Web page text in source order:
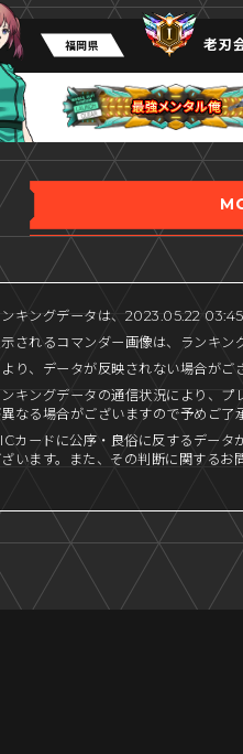
福岡県 老刃
最強メンタル俺
最強メンタル俺
最強メンタル俺
キングデータは、2023.05.22 03:45
されるコマンダー画像は、ランキン
り、データが反映されない場合がご
キングデータの通信状況により、プ
なる場合がございますので予めご了
カードに公序・良俗に反するデータ
います。また、その判断に関する